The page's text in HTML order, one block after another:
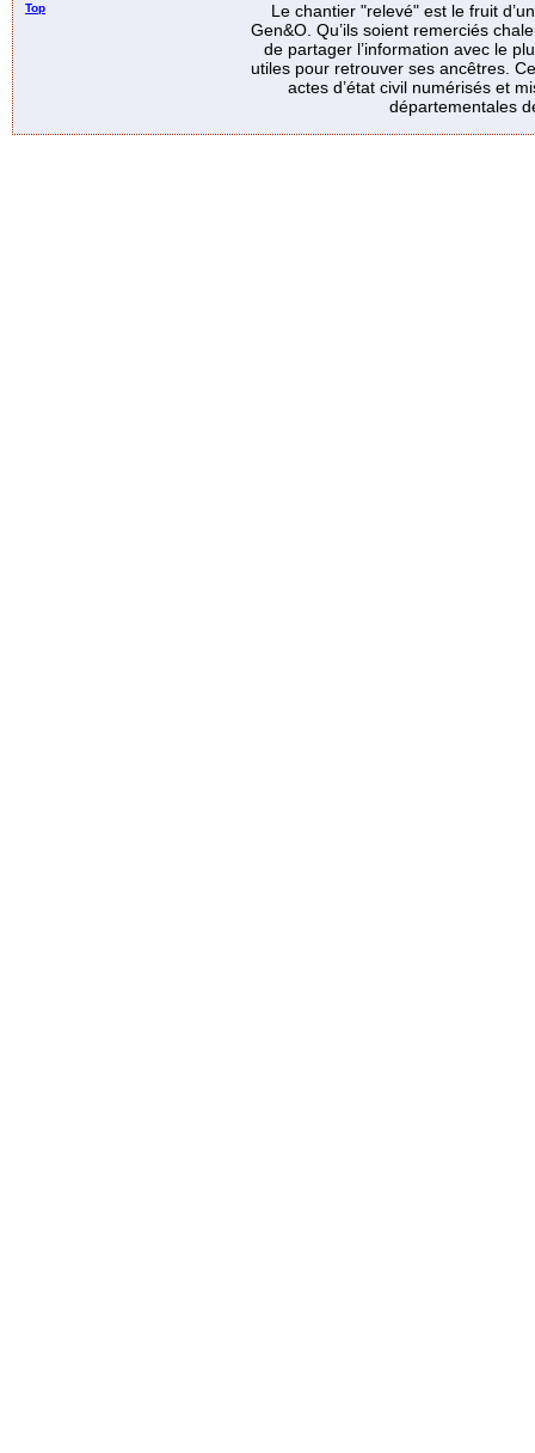
Top
Le chantier "relevé" est le fruit
Gen&O. Qu’ils soient remerciés
de partager l’information avec le
utiles pour retrouver ses ancêtres.
actes d’état civil numérisés et
départementales